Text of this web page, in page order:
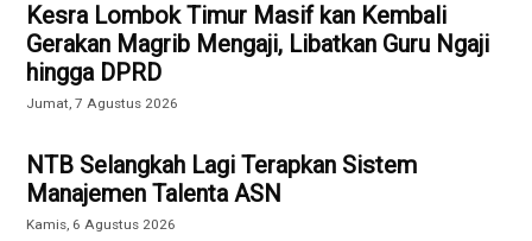
Kesra Lombok Timur Masif kan Kembali
Gerakan Magrib Mengaji, Libatkan Guru Ngaji
hingga DPRD
Jumat, 7 Agustus 2026
NTB Selangkah Lagi Terapkan Sistem
Manajemen Talenta ASN
Kamis, 6 Agustus 2026